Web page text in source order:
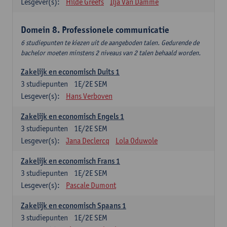
Domein 8. Professionele communicatie
6 studiepunten te kiezen uit de aangeboden talen. Gedurende de
bachelor moeten minstens 2 niveaus van 2 talen behaald worden.
Zakelijk en economisch Duits 1
1E/2E SEM
3 studiepunten
Lesgever(s):
Hans Verboven
Zakelijk en economisch Engels 1
1E/2E SEM
3 studiepunten
Lesgever(s):
Jana Declercq Lola Oduwole
Zakelijk en economisch Frans 1
1E/2E SEM
3 studiepunten
Lesgever(s):
Pascale Dumont
Zakelijk en economisch Spaans 1
1E/2E SEM
3 studiepunten